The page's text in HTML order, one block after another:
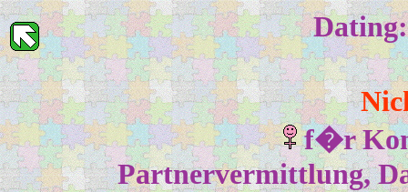
f�r
Partnervermittlung,